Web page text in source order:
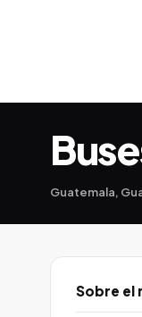
Guatemala,
Sobre el